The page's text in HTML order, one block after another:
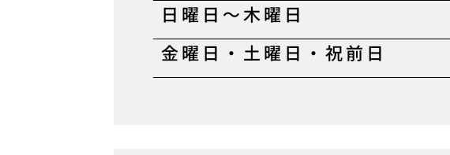
日曜日〜木曜日
金曜日・土曜日・祝前日